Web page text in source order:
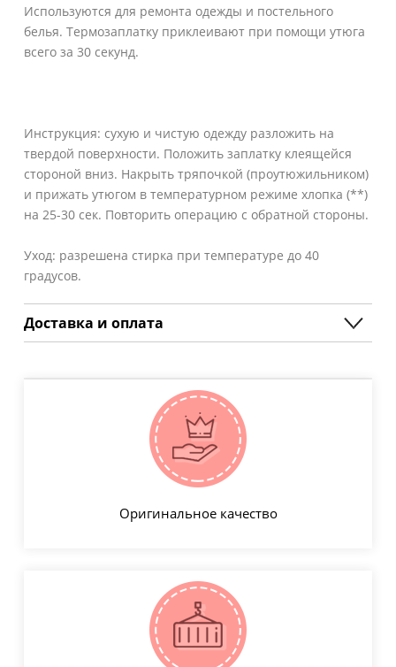
Используются для ремонта одежды и постельного
белья. Термозаплатку приклеивают при помощи утюга
всего за 30 секунд.
Инструкция: сухую и чистую одежду разложить на
твердой поверхности. Положить заплатку клеящейся
стороной вниз. Накрыть тряпочкой (проутюжильником)
и прижать утюгом в температурном режиме хлопка (**)
на 25-30 сек. Повторить операцию с обратной стороны.
Уход: разрешена стирка при температуре до 40
градусов.
Доставка и оплата
Оригинальное качество